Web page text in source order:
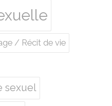
/ Récit de vie
sexuel